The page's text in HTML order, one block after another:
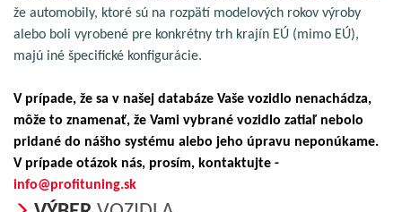
že automobily, ktoré sú na rozpätí modelových rokov výroby
alebo boli vyrobené pre konkrétny trh krajín EÚ (mimo EÚ),
majú iné špecifické konfigurácie.
V prípade, že sa v našej databáze Vaše vozidlo nenachádza,
môže to znamenať, že Vami vybrané vozidlo zatiaľ nebolo
pridané do nášho systému alebo jeho úpravu neponúkame.
V prípade otázok nás, prosím, kontaktujte -
info@profituning.sk